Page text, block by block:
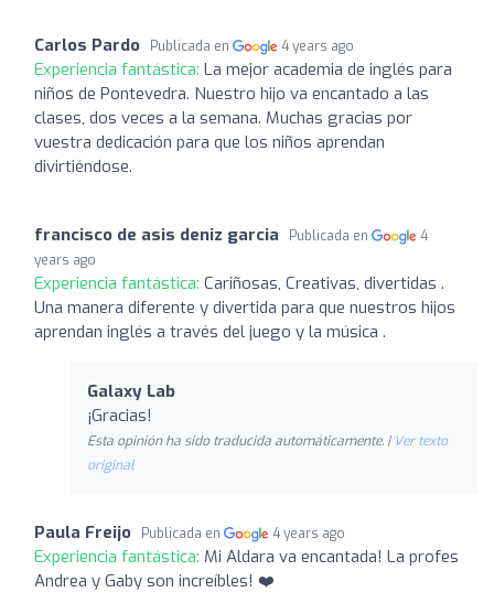
Carlos Pardo Publicada en 4 years ago
Experiencia fantástica: La mejor academia de inglés para
niños de Pontevedra. Nuestro hijo va encantado a las
clases, dos veces a la semana. Muchas gracias por
vuestra dedicación para que los niños aprendan
divirtiéndose.
francisco de asis deniz garcia Publicada en
4
years ago
Experiencia fantástica: Cariñosas, Creativas, divertidas .
Una manera diferente y divertida para que nuestros hijos
aprendan inglés a través del juego y la música .
Galaxy Lab
¡Gracias!
Esta opinión ha sido traducida automáticamente. | Ver texto
original
Paula Freijo Publicada en 4 years ago
Experiencia fantástica: Mi Aldara va encantada! La profes
Andrea y Gaby son increíbles! ❤️